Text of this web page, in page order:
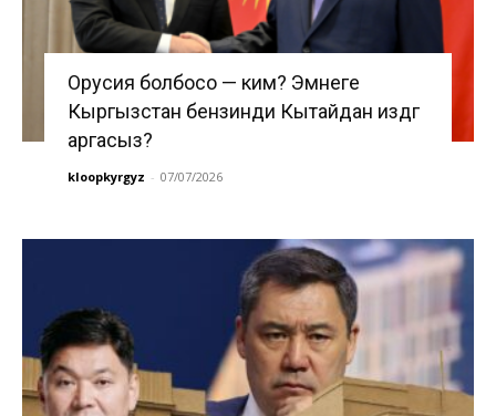
Орусия болбосо — ким? Эмнеге
Кыргызстан бензинди Кытайдан издөөгө
аргасыз?
kloopkyrgyz - 07/07/2026